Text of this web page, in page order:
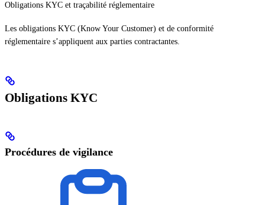
Obligations KYC et traçabilité réglementaire
Les obligations KYC (Know Your Customer) et de conformité
réglementaire s’appliquent aux parties contractantes.
Obligations KYC
Procédures de vigilance